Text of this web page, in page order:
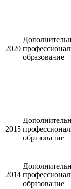
2020
образование
2015
образование
2014
образование